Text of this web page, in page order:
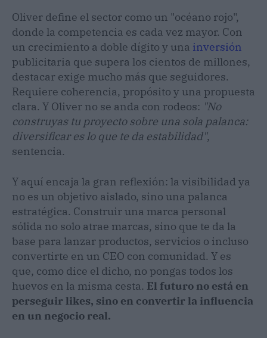
Oliver define el sector como un "océano rojo",
donde la competencia es cada vez mayor. Con
un crecimiento a doble dígito y una inversión
publicitaria que supera los cientos de millones,
destacar exige mucho más que seguidores.
Requiere coherencia, propósito y una propuesta
clara. Y Oliver no se anda con rodeos: "No
construyas tu proyecto sobre una sola palanca:
diversificar es lo que te da estabilidad",
sentencia.
Y aquí encaja la gran reflexión: la visibilidad ya
no es un objetivo aislado, sino una palanca
estratégica. Construir una marca personal
sólida no solo atrae marcas, sino que te da la
base para lanzar productos, servicios o incluso
convertirte en un CEO con comunidad. Y es
que, como dice el dicho, no pongas todos los
huevos en la misma cesta. El futuro no está en
perseguir likes, sino en convertir la influencia
en un negocio real.